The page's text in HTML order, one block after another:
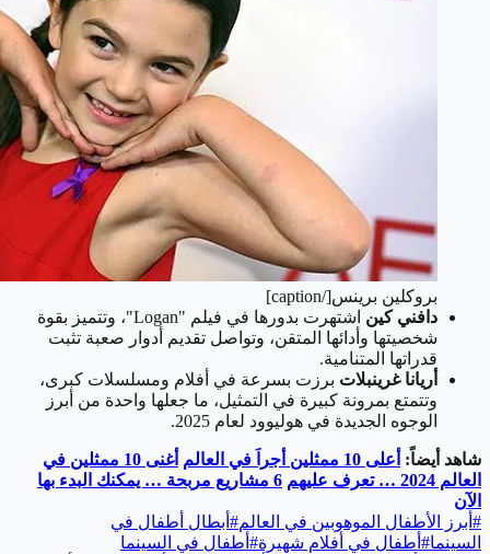
بروكلين برينس[/caption]
دافني كين
اشتهرت بدورها في فيلم "Logan"، وتتميز بقوة
شخصيتها وأدائها المتقن، وتواصل تقديم أدوار صعبة تثبت
قدراتها المتنامية.
أريانا غرينبلات برزت بسرعة في أفلام ومسلسلات كبرى،
وتتمتع بمرونة كبيرة في التمثيل، ما جعلها واحدة من أبرز
الوجوه الجديدة في هوليوود لعام 2025.
شاهد أيضاً: أعلى 10 ممثلين أجراَ في العالم
أغنى 10 ممثلين في
العالم 2024 … تعرف عليهم
6 مشاريع مربحة … يمكنك البدء بها
الآن
# أبرز الأطفال الموهوبين في العالم# أبطال أطفال في
السينما# أطفال في أفلام شهيرة# أطفال في السينما